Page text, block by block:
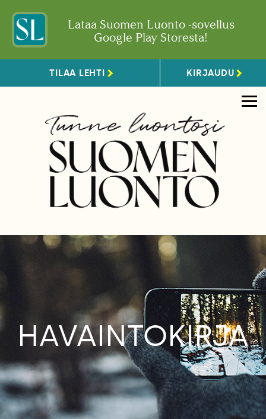
Lataa Suomen Luonto -sovellus
Google Play Storesta!
TILAA LEHTI KIRJAUDU
HAVAINTOKIRJA